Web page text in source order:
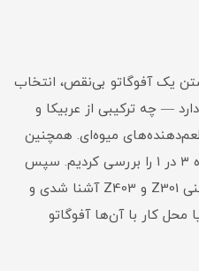
یک آفوگاتو بی‌نقص، انتخاب
— چه ترکیبی از عربیکا و
میوه‌ای. همچنین
فرآیند حذف کافئین و گزینه قهوه ۳ در ۱ را بررسی کردیم. سپس
با دو دستگاه برجسته زیلوکس یعنی Z301 و Z403 آشنا شدی و
محل کار با آن‌ها آفوگاتو